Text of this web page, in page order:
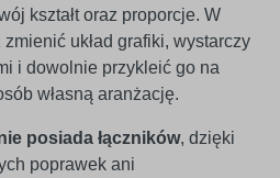
kształt oraz proporcje. W
układ grafiki, wystarczy
i dowolnie przykleić go na
własną aranżację.
posiada łączników, dzięki
poprawek ani